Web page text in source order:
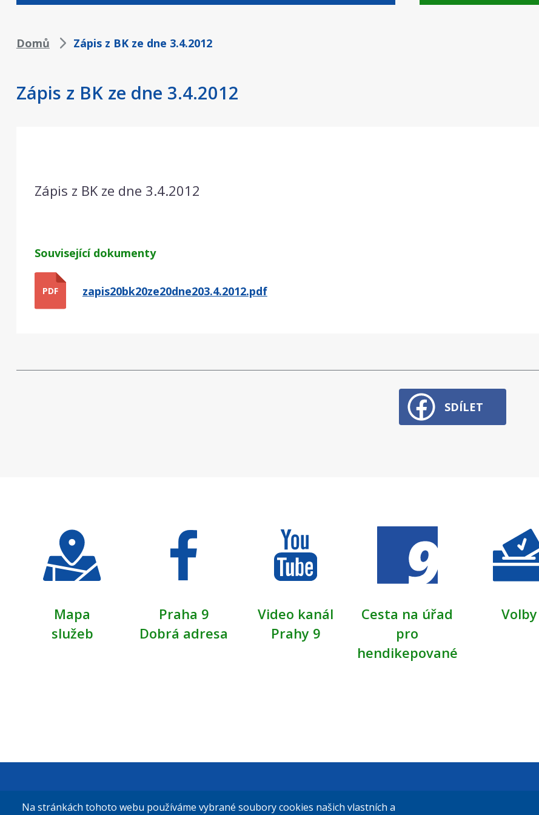
Drobečková
Domů Zápis z BK ze dne 3.4.2012
Zápis z BK ze dne 3.4.2012
Zápis z BK ze dne 3.4.2012
Související dokumenty
PDF zapis20bk20ze20dne203.4.2012.pdf
SDÍLET
Mapa
služeb
Praha 9
Dobrá adresa
Video kanál
Prahy 9
Cesta na úřad
pro
hendikepované
Volby
Městská část Praha 9
El. podatelna (s el. podpisem):
Na stránkách tohoto webu používáme vybrané soubory cookies našich vlastních a